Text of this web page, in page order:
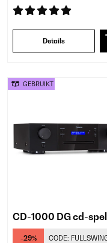
Details
CD-1000 DG cd-
-29% CODE:
GEBRUIKT